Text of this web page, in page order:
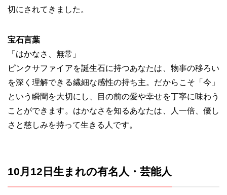
切にされてきました。
宝石言葉
「はかなさ、無常」
ピンクサファイアを誕生石に持つあなたは、物事の移ろい
を深く理解できる繊細な感性の持ち主。だからこそ「今」
という瞬間を大切にし、目の前の愛や幸せを丁寧に味わう
ことができます。はかなさを知るあなたは、人一倍、優し
さと慈しみを持って生きる人です。
10月12日生まれの有名人・芸能人